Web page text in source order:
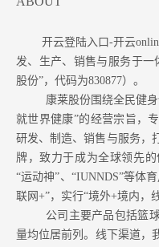
开云登陆入口-开云
发、生产、销售与服务于一
股份”，代码为830877）。
康莱股份围绕全民健
就世界健康”的经营宗旨，
研发、制造、销售与服务，
牌，致力于成为全球领先
“运动神”、“IUNNDS”等体
联网+”，实行“境外+境内，
公司主要产品包括篮
量均位居前列。 线下渠道，